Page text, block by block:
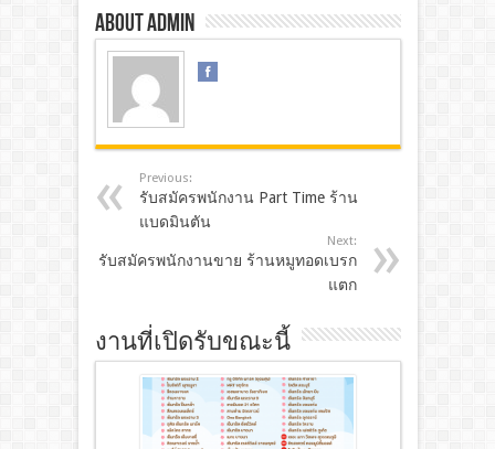
About admin
Previous:
รับสมัครพนักงาน Part Time ร้าน
แบดมินตัน
Next:
รับสมัครพนักงานขาย ร้านหมูทอดเบรก
แตก
งานที่เปิดรับขณะนี้